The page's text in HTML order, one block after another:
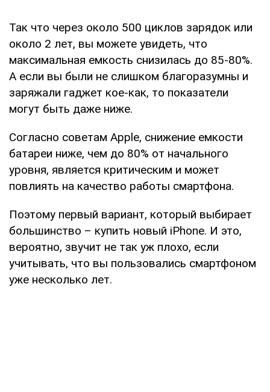
Так что через около 500 циклов зарядок или
около 2 лет, вы можете увидеть, что
максимальная емкость снизилась до 85-80%.
А если вы были не слишком благоразумны и
заряжали гаджет кое-как, то показатели
могут быть даже ниже.
Согласно советам Apple, снижение емкости
батареи ниже, чем до 80% от начального
уровня, является критическим и может
повлиять на качество работы смартфона.
Поэтому первый вариант, который выбирает
большинство – купить новый iPhone. И это,
вероятно, звучит не так уж плохо, если
учитывать, что вы пользовались смартфоном
уже несколько лет.